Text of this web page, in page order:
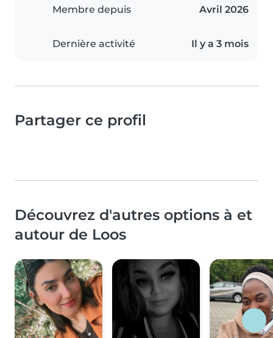
Membre depuis Avril 2026
Dernière activité Il y a 3 mois
Partager ce profil
Découvrez d'autres options à et
autour de Loos